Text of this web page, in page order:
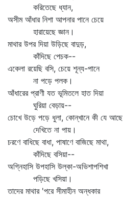
করিতেছে ধ্যান,
অসীম আঁধার নিশা আপনার পানে চেয়ে
হারায়েছে জ্ঞান।
মাথার উপর দিয়া উড়িছে বাদুড়,
কাঁদিছে পেচক--
একেলা রয়েছি বসি, চেয়ে শূন্য-পানে
না পড়ে পলক।
আঁধারের প্রাণী যত ভূমিতলে হাত দিয়া
ঘুরিয়া বেড়ায়--
চোখে উড়ে পড়ে ধুলা, কোন্‌খানে কী যে আছে
দেখিতে না পায়।
চরণে বাধিছে বাধা, পাষাণে বাজিছে মাথা,
কাঁদিছে বসিয়া--
অগ্নিহাসি উপহাসি উল্কা-অভিশাপশিখা
পড়িছে খসিয়া।
তাদের মাথার 'পরে সীমাহীন অন্ধকার